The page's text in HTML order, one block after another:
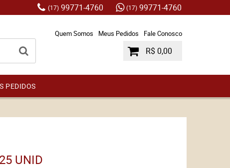
(17) 99771-4760 (17) 99771-4760
Quem Somos Meus Pedidos Fale Conosco
R$ 0,00
PEDIDOS
UNID